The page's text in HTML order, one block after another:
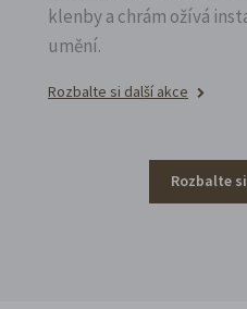
klenby a chrám ožívá
umění.
Rozbalte si další akce
Rozbalte